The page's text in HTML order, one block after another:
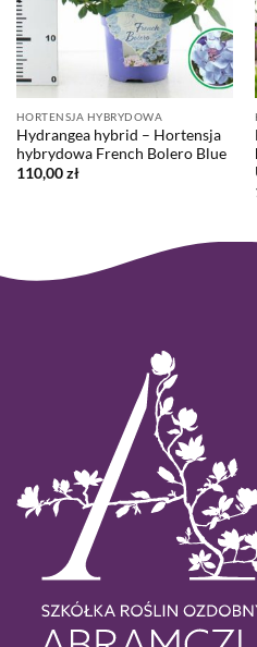
HORTENSJA HYBRYDOWA
Hydrangea hybrid – Hortensja
hybrydowa French Bolero Blue
110,00zł